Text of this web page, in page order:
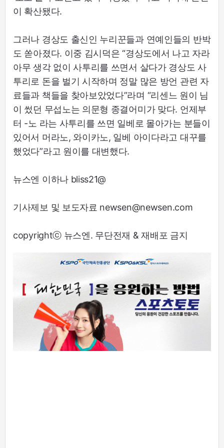
이 확산됐다.
그러나 경상도 출신인 누리꾼들과 연예인들의 반박
도 쏟아졌다. 이중 김시덕은 “경상도에서 나고 자라
아무 생각 없이 사투리를 쓰면서 살다가 경상도 사
투리로 돈을 벌기 시작하며 정말 많은 방언 관련 자
료들과 책들을 찾아보았었다”라며 “리센느 원이 님
이 썼던 무섭노는 의문형 종결어미가 맞다. 언제부
터 -노 라는 사투리를 쓰면 일베로 몰아가는 분들이
있어서 머라노, 와이카노, 일베 아이다라고 대꾸를
했었다”라고 원이를 대변했다.
뉴스엔 이하나 bliss21@
기사제보 및 보도자료 newsen@newsen.com
copyrightⓒ 뉴스엔. 무단전재 & 재배포 금지